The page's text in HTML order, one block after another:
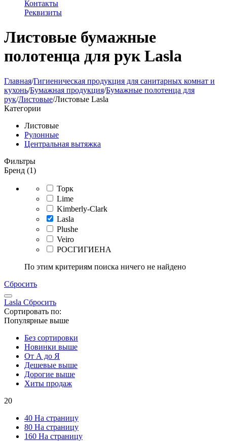
Контакты
Реквизиты
Листовые бумажные
полотенца для рук Lasla
Главная/Гигиеническая продукция для санитарных комнат и
кухонь/Бумажная продукция/Бумажные полотенца для
рук/Листовые/Листовые Lasla
Категории
Листовые
Рулонные
Центральная вытяжка
Фильтры
Бренд (1)
Торк
Lime
Kimberly-Clark
Lasla
Plushe
Veiro
РОСГИГИЕНА
По этим критериям поиска ничего не найдено
Сбросить
Lasla Сбросить
Сортировать по:
Популярные выше
Без сортировки
Новинки выше
От А до Я
Дешевые выше
Дорогие выше
Хиты продаж
20
40 На страницу
80 На страницу
160 На страницу